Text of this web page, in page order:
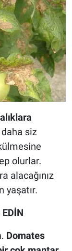
siz
olurlar.
alacağınız
yaşatır.
Domates